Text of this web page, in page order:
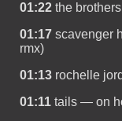
01:22 the
01:17 scavenger
rmx)
01:13 rochelle
01:11 tails — on